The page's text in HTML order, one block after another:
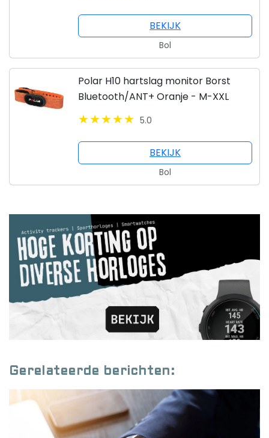
BEKIJK
Bol
Polar H10 hartslag monitor Borst
Bluetooth/ANT+ Oranje - M-XXL
5.0
BEKIJK
Bol
Gerelateerde berichten: